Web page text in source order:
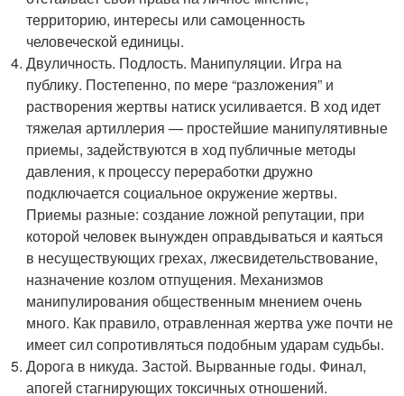
территорию, интересы или самоценность
человеческой единицы.
Двуличность. Подлость. Манипуляции. Игра на
публику. Постепенно, по мере “разложения” и
растворения жертвы натиск усиливается. В ход идет
тяжелая артиллерия — простейшие манипулятивные
приемы, задействуются в ход публичные методы
давления, к процессу переработки дружно
подключается социальное окружение жертвы.
Приемы разные: создание ложной репутации, при
которой человек вынужден оправдываться и каяться
в несуществующих грехах, лжесвидетельствование,
назначение козлом отпущения. Механизмов
манипулирования общественным мнением очень
много. Как правило, отравленная жертва уже почти не
имеет сил сопротивляться подобным ударам судьбы.
Дорога в никуда. Застой. Вырванные годы. Финал,
апогей стагнирующих токсичных отношений.